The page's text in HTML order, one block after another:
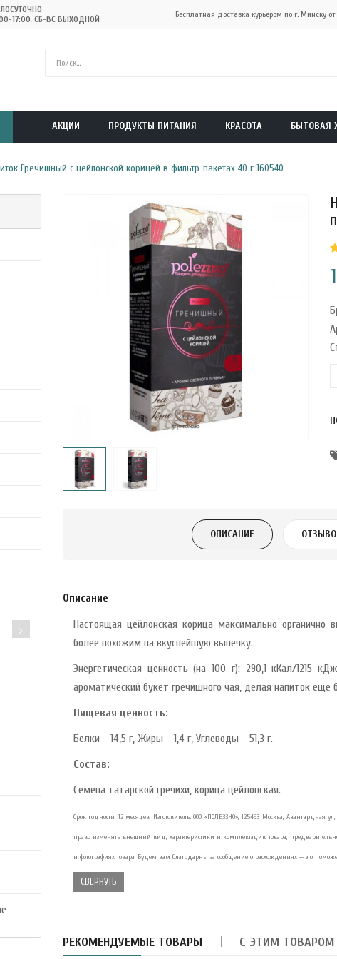
17:00, СБ-ВС ВЫХОДНОЙ Бесплатная доставка курьером по г. Минску
АКЦИИ ПРОДУКТЫ ПИТАНИЯ КРАСОТА БЫТОВАЯ
Гречишный с цейлонской корицей в фильтр-пакетах 40 г 160540
ОПИСАНИЕ
Описание
Настоящая цейлонская корица максимально
более похожим на вкуснейшую выпечку.
Энергетическая ценность (на 100 г): 290,1 кКал/1215
ароматический букет гречишного чая, делая напиток
Пищевая ценность:
Белки - 14,5 г, Жиры - 1,4 г, Углеводы - 51,3 г.
Состав:
Семена татарской гречихи, корица цейлонская.
Срок годности: 12 месяцев. Изготовитель: ООО «ПОЛЕЗЗНО», 125493 Москва,
право изменять внешний вид, характеристики и комплектацию товара,
и фотографиях товара. Будем вам благодарны за сообщение о расхождениях — это
СВЕРНУТЬ
РЕКОМЕНДУЕМЫЕ ТОВАРЫ С ЭТИМ ТОВАРОМ